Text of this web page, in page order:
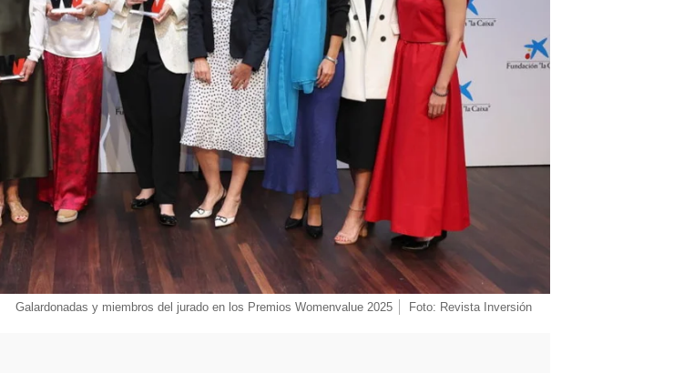
Galardonadas y miembros del jurado en los Premios Womenvalue 2025 Foto: Revista Inversión